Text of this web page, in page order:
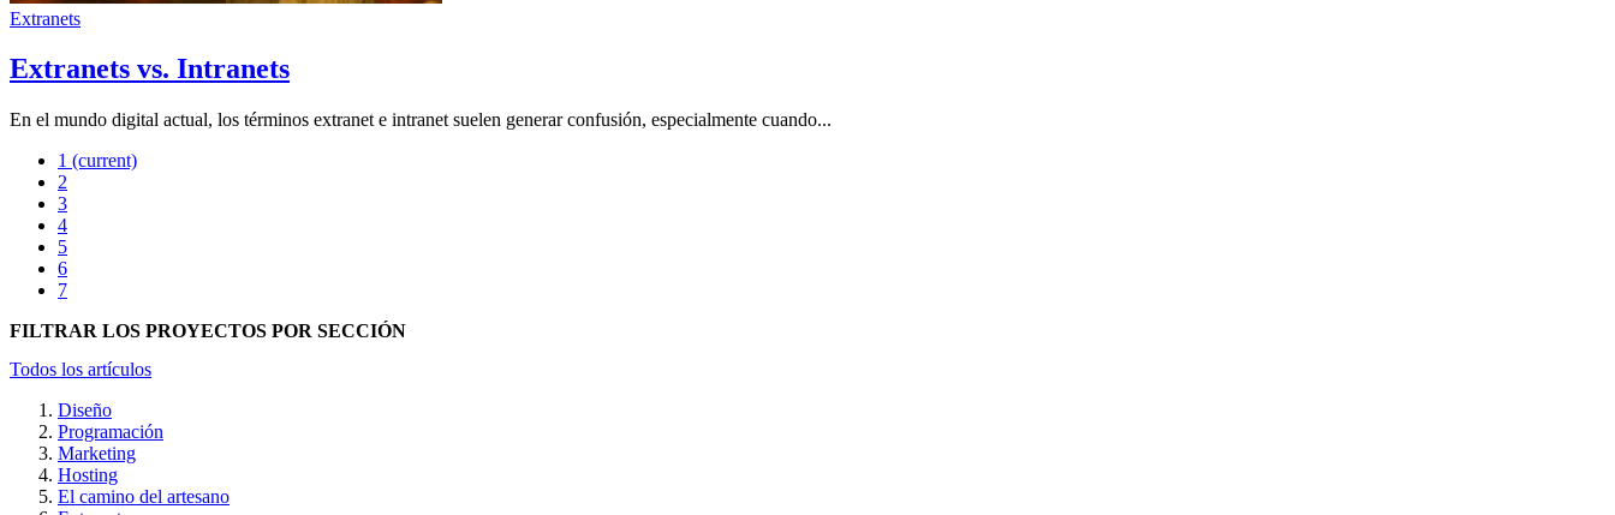
Extranets
Extranets vs. Intranets
En el mundo digital actual, los términos extranet e intranet suelen generar confusión, especialmente cuando...
1 (current)
2
3
4
5
6
7
FILTRAR LOS PROYECTOS POR SECCIÓN
Todos los artículos
Diseño
Programación
Marketing
Hosting
El camino del artesano